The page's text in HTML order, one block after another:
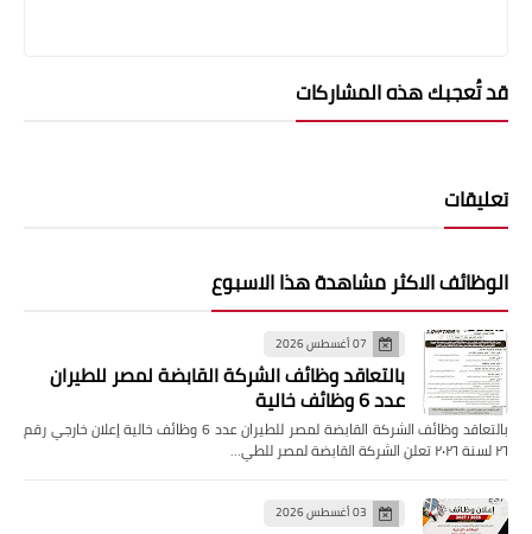
قد تُعجبك هذه المشاركات
تعليقات
الوظائف الاكثر مشاهدة هذا الاسبوع
07 أغسطس 2026
بالتعاقد وظائف الشركة القابضة لمصر للطيران
عدد 6 وظائف خالية
بالتعاقد وظائف الشركة القابضة لمصر للطيران عدد 6 وظائف خالية إعلان خارجي رقم
٢٦ لسنة ٢٠٢٦ تعلن الشركة القابضة لمصر للطي…
03 أغسطس 2026